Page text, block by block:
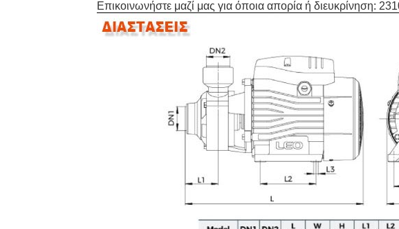
Επικοινωνήστε μαζί μας για όποια απορία ή διευκρίνηση: